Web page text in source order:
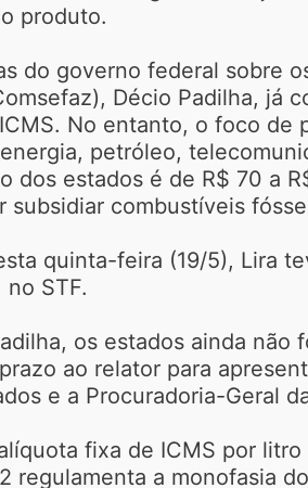
produto.
do governo federal sobre
Décio Padilha, já
No entanto, o foco de
petróleo,
dos estados é de R$ 70 a
subsidiar combustíveis
quinta-feira (19/5), Lira
STF.
os estados ainda
ao relator para
e a Procuradoria-Geral
fixa de ICMS por
regulamenta a monofasia